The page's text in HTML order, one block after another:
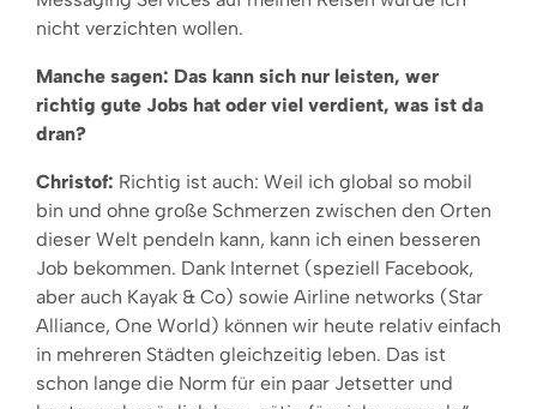
nicht verzichten wollen.
Manche sagen: Das kann sich nur leisten, wer
richtig gute Jobs hat oder viel verdient, was ist da
dran?
Christof: Richtig ist auch: Weil ich global so mobil
bin und ohne große Schmerzen zwischen den Orten
dieser Welt pendeln kann, kann ich einen besseren
Job bekommen. Dank Internet (speziell Facebook,
aber auch Kayak & Co) sowie Airline networks (Star
Alliance, One World) können wir heute relativ einfach
in mehreren Städten gleichzeitig leben. Das ist
schon lange die Norm für ein paar Jetsetter und